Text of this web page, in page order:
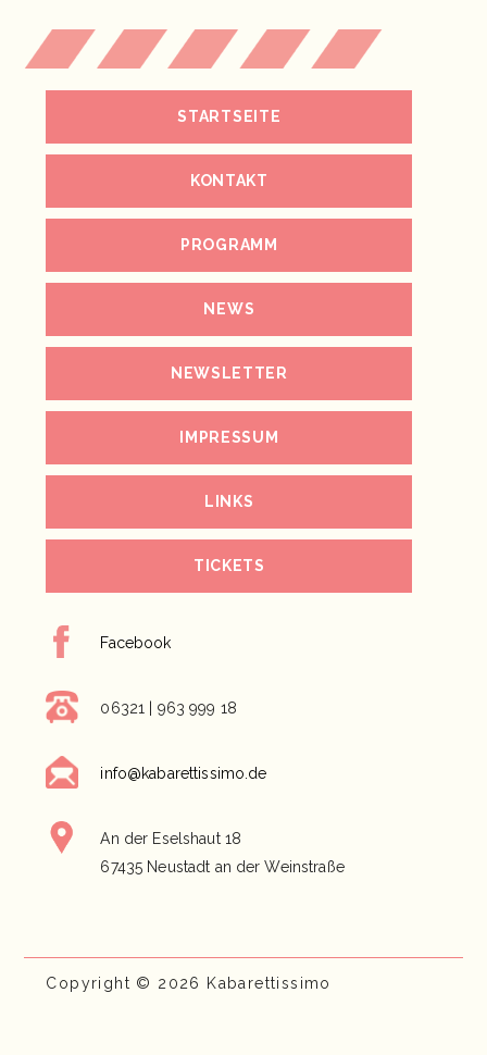
STARTSEITE
KONTAKT
PROGRAMM
NEWS
NEWSLETTER
IMPRESSUM
LINKS
TICKETS
Facebook
06321 | 963 999 18
info@kabarettissimo.de
An der Eselshaut 18
67435 Neustadt an der Weinstraße
Copyright © 2026 Kabarettissimo